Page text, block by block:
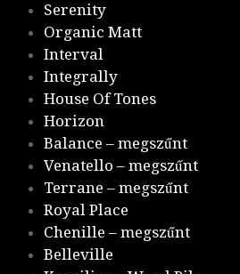
Serenity
Organic Matt
Interval
Integrally
House Of Tones
Horizon
Balance – megszűnt
Venatello – megszűnt
Terrane – megszűnt
Royal Place
Chenille – megszűnt
Belleville